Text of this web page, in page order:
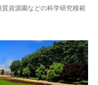
資源園などの科学研究模範